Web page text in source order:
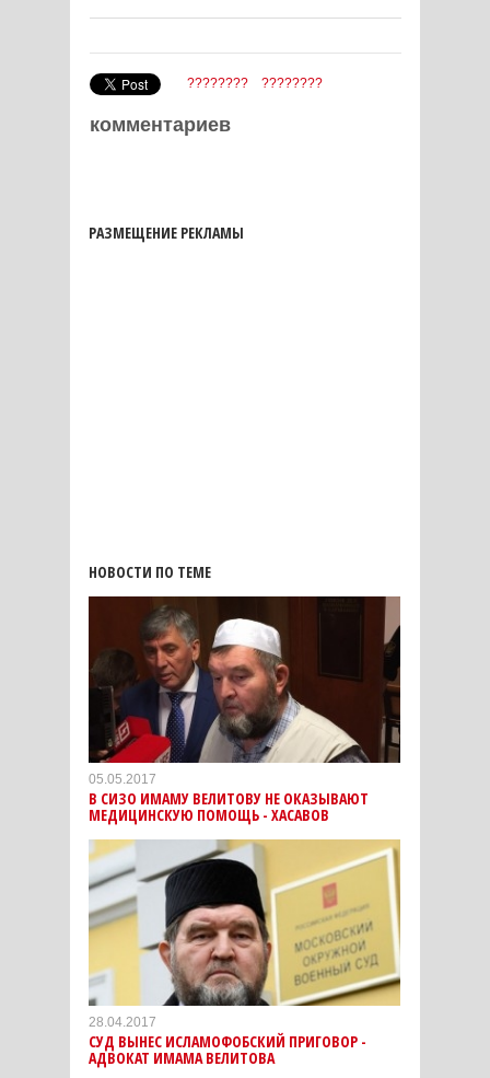
???????? ????????
комментариев
РАЗМЕЩЕНИЕ РЕКЛАМЫ
НОВОСТИ ПО ТЕМЕ
05.05.2017
В СИЗО ИМАМУ ВЕЛИТОВУ НЕ ОКАЗЫВАЮТ
МЕДИЦИНСКУЮ ПОМОЩЬ - ХАСАВОВ
28.04.2017
СУД ВЫНЕС ИСЛАМОФОБСКИЙ ПРИГОВОР -
АДВОКАТ ИМАМА ВЕЛИТОВА